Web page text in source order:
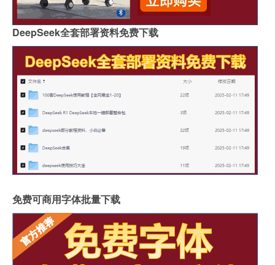
DeepSeek全套部署资料免费下载
免费可商用字体批量下载